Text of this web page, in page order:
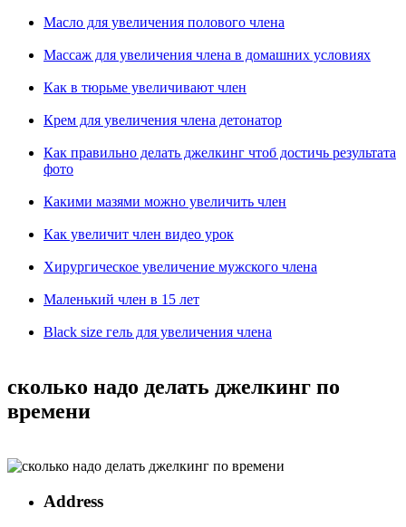
Масло для увеличения полового члена
Массаж для увеличения члена в домашних условиях
Как в тюрьме увеличивают член
Крем для увеличения члена детонатор
Как правильно делать джелкинг чтоб достичь результата
фото
Какими мазями можно увеличить член
Как увеличит член видео урок
Хирургическое увеличение мужского члена
Маленький член в 15 лет
Black size гель для увеличения члена
сколько надо делать джелкинг по
времени
Address